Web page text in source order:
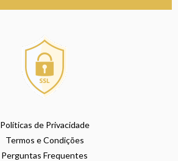
Políticas de Privacidade
Termos e Condições
Perguntas Frequentes